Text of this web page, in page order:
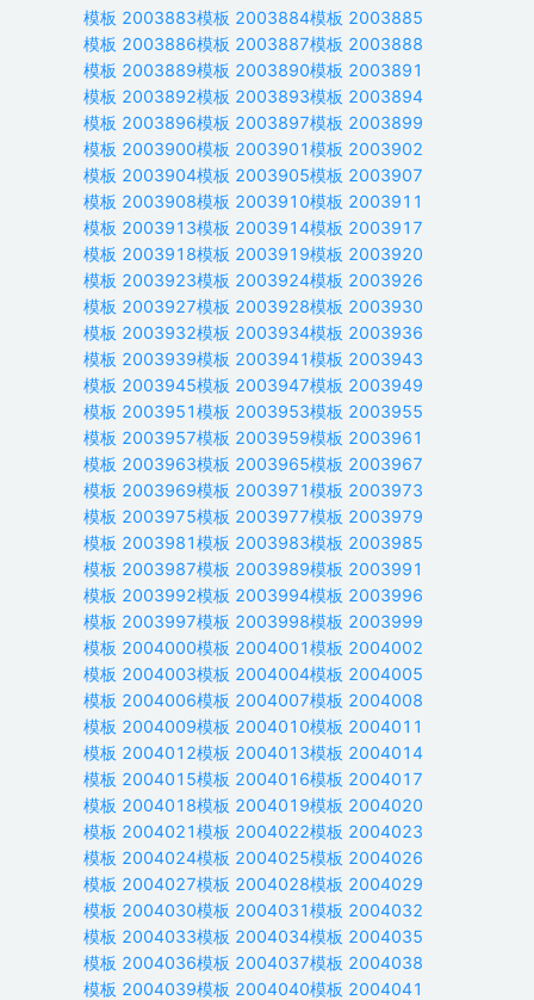
模板 2003883模板 2003884模板 2003885
模板 2003886模板 2003887模板 2003888
模板 2003889模板 2003890模板 2003891
模板 2003892模板 2003893模板 2003894
模板 2003896模板 2003897模板 2003899
模板 2003900模板 2003901模板 2003902
模板 2003904模板 2003905模板 2003907
模板 2003908模板 2003910模板 2003911
模板 2003913模板 2003914模板 2003917
模板 2003918模板 2003919模板 2003920
模板 2003923模板 2003924模板 2003926
模板 2003927模板 2003928模板 2003930
模板 2003932模板 2003934模板 2003936
模板 2003939模板 2003941模板 2003943
模板 2003945模板 2003947模板 2003949
模板 2003951模板 2003953模板 2003955
模板 2003957模板 2003959模板 2003961
模板 2003963模板 2003965模板 2003967
模板 2003969模板 2003971模板 2003973
模板 2003975模板 2003977模板 2003979
模板 2003981模板 2003983模板 2003985
模板 2003987模板 2003989模板 2003991
模板 2003992模板 2003994模板 2003996
模板 2003997模板 2003998模板 2003999
模板 2004000模板 2004001模板 2004002
模板 2004003模板 2004004模板 2004005
模板 2004006模板 2004007模板 2004008
模板 2004009模板 2004010模板 2004011
模板 2004012模板 2004013模板 2004014
模板 2004015模板 2004016模板 2004017
模板 2004018模板 2004019模板 2004020
模板 2004021模板 2004022模板 2004023
模板 2004024模板 2004025模板 2004026
模板 2004027模板 2004028模板 2004029
模板 2004030模板 2004031模板 2004032
模板 2004033模板 2004034模板 2004035
模板 2004036模板 2004037模板 2004038
模板 2004039模板 2004040模板 2004041